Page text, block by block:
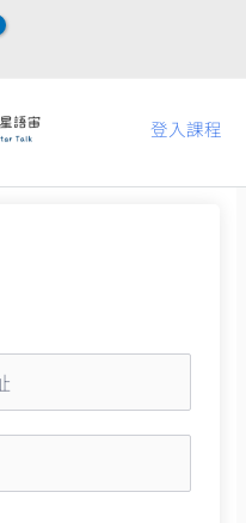
登入課程